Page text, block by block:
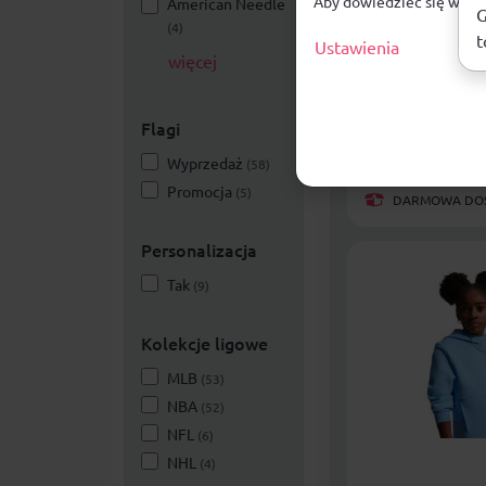
(4)
więcej
Flagi
Wyprzedaż (58)
Promocja (5)
Personalizacja
Tak (9)
Kolekcje ligowe
MLB (53)
NBA (52)
NFL (6)
NHL (4)
Bluza męska
Strike
HV8373 463
DARMOWA
Ustawienia